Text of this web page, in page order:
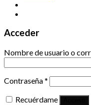
Acceder
Nombre de usuario o
Contraseña*
Recuérdame